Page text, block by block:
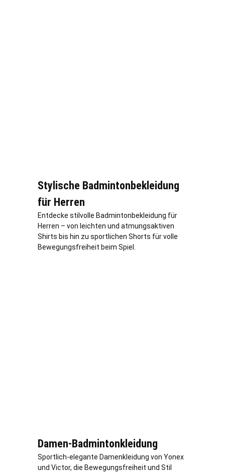
Stylische Badmintonbekleidung
für Herren
Entdecke stilvolle Badmintonbekleidung für
Herren – von leichten und atmungsaktiven
Shirts bis hin zu sportlichen Shorts für volle
Bewegungsfreiheit beim Spiel.
Damen-Badmintonkleidung
Sportlich-elegante Damenkleidung von Yonex
und Victor, die Bewegungsfreiheit und Stil